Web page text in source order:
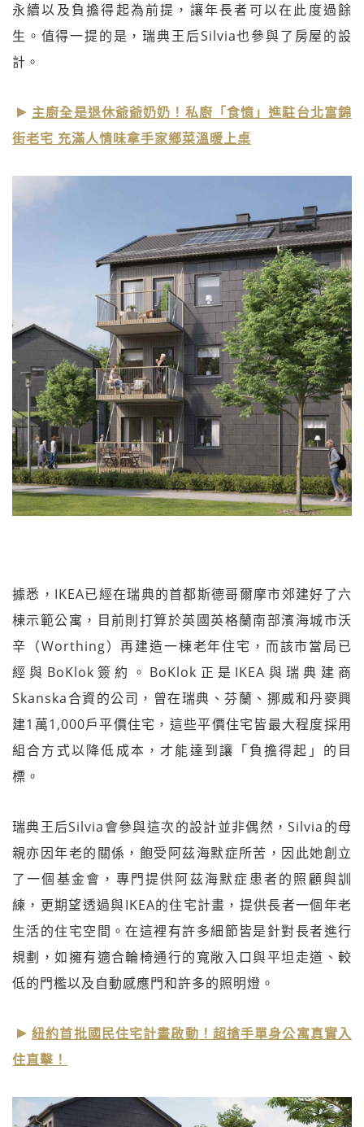
永續以及負擔得起為前提，讓年長者可以在此度過餘
生。值得一提的是，瑞典王后Silvia也參與了房屋的設
計。
主廚全是退休爺爺奶奶！私廚「食憶」進駐台北富錦
街老宅 充滿人情味拿手家鄉菜溫暖上桌
據悉，IKEA已經在瑞典的首都斯德哥爾摩市郊建好了六
棟示範公寓，目前則打算於英國英格蘭南部濱海城市沃
辛（Worthing）再建造一棟老年住宅，而該市當局已
經與BoKlok簽約。BoKlok正是IKEA與瑞典建商
Skanska合資的公司，曾在瑞典、芬蘭、挪威和丹麥興
建1萬1,000戶平價住宅，這些平價住宅皆最大程度採用
組合方式以降低成本，才能達到讓「負擔得起」的目
標。
瑞典王后Silvia會參與這次的設計並非偶然，Silvia的母
親亦因年老的關係，飽受阿茲海默症所苦，因此她創立
了一個基金會，專門提供阿茲海默症患者的照顧與訓
練，更期望透過與IKEA的住宅計畫，提供長者一個年老
生活的住宅空間。在這裡有許多細節皆是針對長者進行
規劃，如擁有適合輪椅通行的寬敞入口與平坦走道、較
低的門檻以及自動感應門和許多的照明燈。
紐約首批國民住宅計畫啟動！超搶手單身公寓真實入
住直擊！